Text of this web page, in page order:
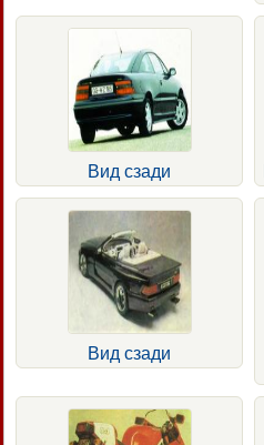
Вид сзади
Вид сзади